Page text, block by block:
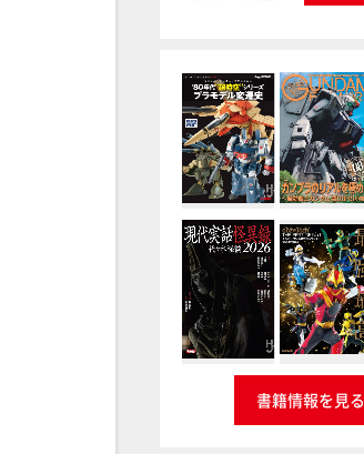
書籍情報を見る